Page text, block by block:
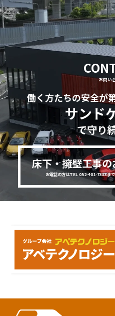
お問い
働く方たちの安全が
サンド
で守り
床下・擁壁工事
お電話の方はTEL 052-401-7333ま